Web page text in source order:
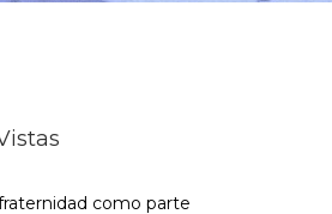
como parte